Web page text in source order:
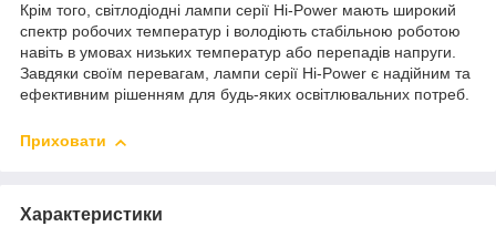
Крім того, світлодіодні лампи серії Hi-Power мають широкий
спектр робочих температур і володіють стабільною роботою
навіть в умовах низьких температур або перепадів напруги.
Завдяки своїм перевагам, лампи серії Hi-Power є надійним та
ефективним рішенням для будь-яких освітлювальних потреб.
Приховати
Характеристики